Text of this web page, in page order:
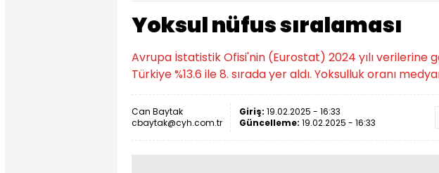
Yoksul nüfus sıralaması
Avrupa İstatistik Ofisi'nin (Eurostat) 2024 yılı verilerine
Türkiye %13.6 ile 8. sırada yer aldı. Yoksulluk oranı
Can Baytak
cbaytak@cyh.com.tr
Giriş: 19.02.2025 - 16:33
Güncelleme: 19.02.2025 - 16:33